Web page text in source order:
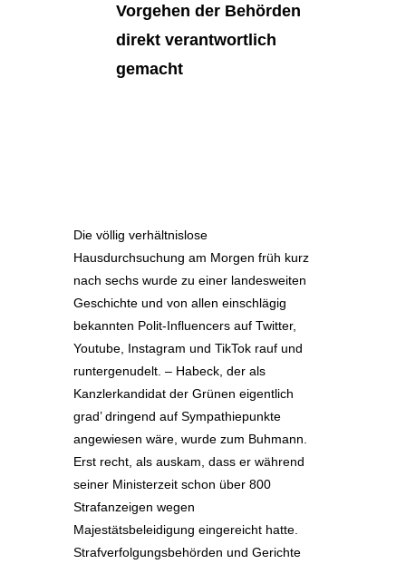
Vorgehen der Behörden
direkt verantwortlich
gemacht
Die völlig verhältnislose
Hausdurchsuchung am Morgen früh kurz
nach sechs wurde zu einer landesweiten
Geschichte und von allen einschlägig
bekannten Polit-Influencers auf Twitter,
Youtube, Instagram und TikTok rauf und
runtergenudelt. – Habeck, der als
Kanzlerkandidat der Grünen eigentlich
grad’ dringend auf Sympathiepunkte
angewiesen wäre, wurde zum Buhmann.
Erst recht, als auskam, dass er während
seiner Ministerzeit schon über 800
Strafanzeigen wegen
Majestätsbeleidigung eingereicht hatte.
Strafverfolgungsbehörden und Gerichte